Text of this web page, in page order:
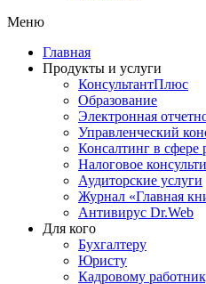
Меню
Главная
Продукты и услуги
КонсультантПлюс
Образование
Электронная
Управленческий
Консалтинг в сфере
Налоговое
Аудиторские услуги
Журнал «Главная
Антивирус Dr.Web
Для кого
Бухгалтеру
Юристу
Кадровому